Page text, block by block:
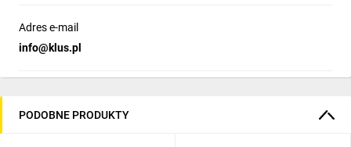
Adres e-mail
info@klus.pl
PODOBNE PRODUKTY